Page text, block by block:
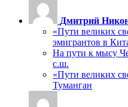
Дмитрий
«Пути великих
эмигрантов в
На пути к мысу
с.ш.
«Пути великих
Туманган